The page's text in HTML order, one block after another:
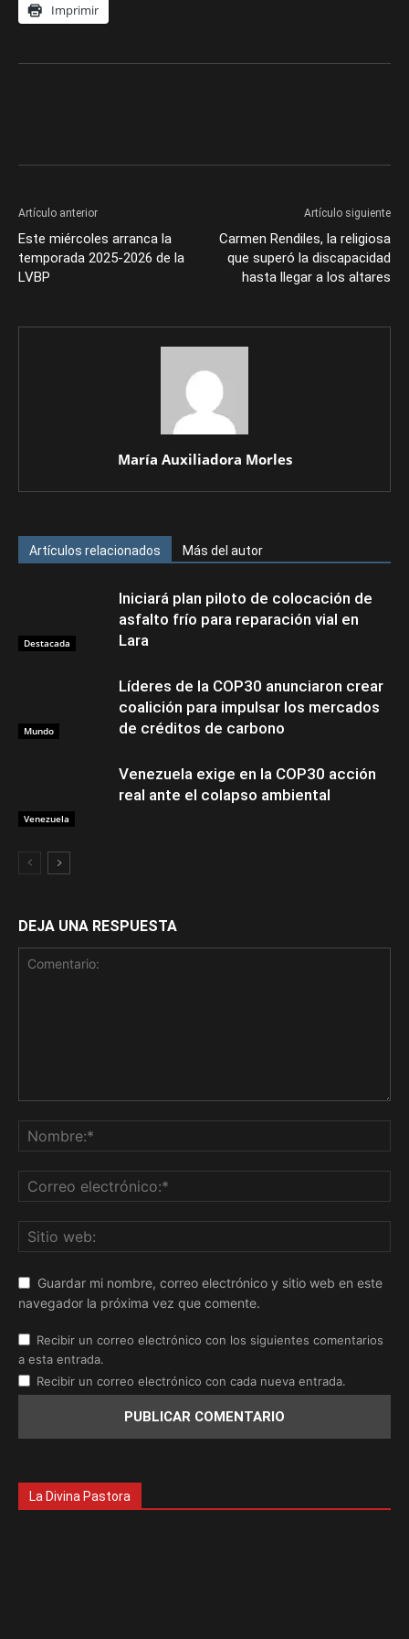
Imprimir
Artículo anterior
Este miércoles arranca la
temporada 2025-2026 de la
LVBP
Artículo siguiente
Carmen Rendiles, la religiosa
que superó la discapacidad
hasta llegar a los altares
María Auxiliadora Morles
Artículos relacionados Más del autor
Destacada
Iniciará plan piloto de colocación de
asfalto frío para reparación vial en
Lara
Mundo
Líderes de la COP30 anunciaron crear
coalición para impulsar los mercados
de créditos de carbono
Venezuela
Venezuela exige en la COP30 acción
real ante el colapso ambiental
DEJA UNA RESPUESTA
Guardar mi nombre, correo electrónico y sitio web en este
navegador la próxima vez que comente.
Recibir un correo electrónico con los siguientes comentarios
a esta entrada.
Recibir un correo electrónico con cada nueva entrada.
La Divina Pastora